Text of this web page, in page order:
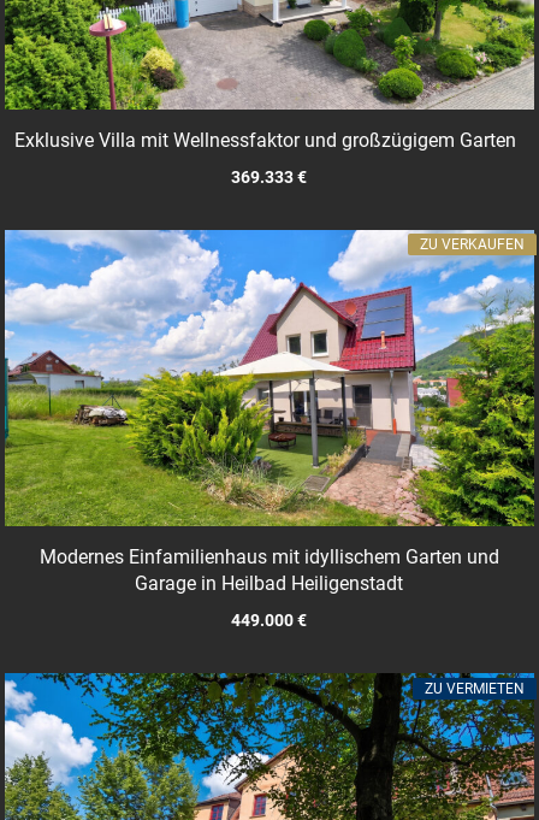
Exklusive Villa mit Wellnessfaktor und großzügigem Garten
369.333 €
Modernes Einfamilienhaus mit idyllischem Garten und
Garage in Heilbad Heiligenstadt
449.000 €
ZU VERKAUFEN
ZU VERMIETEN